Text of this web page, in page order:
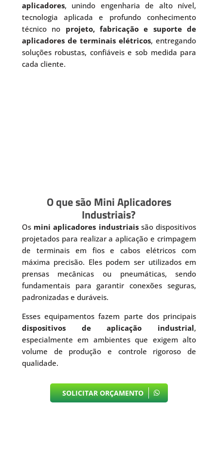
aplicadores, unindo engenharia de alto nível,
tecnologia aplicada e profundo conhecimento
técnico no projeto, fabricação e suporte de
aplicadores de terminais elétricos, entregando
soluções robustas, confiáveis e sob medida para
cada cliente.
O que são Mini Aplicadores
Industriais?
Os mini aplicadores industriaissão dispositivos
projetados para realizar a aplicação e crimpagem
de terminais em fios e cabos elétricos com
máxima precisão. Eles podem ser utilizados em
prensas mecânicas ou pneumáticas, sendo
fundamentais para garantir conexões seguras,
padronizadas e duráveis.
Esses equipamentos fazem parte dos principais
dispositivos de aplicação industrial,
especialmente em ambientes que exigem alto
volume de produção e controle rigoroso de
qualidade.
SOLICITAR ORÇAMENTO